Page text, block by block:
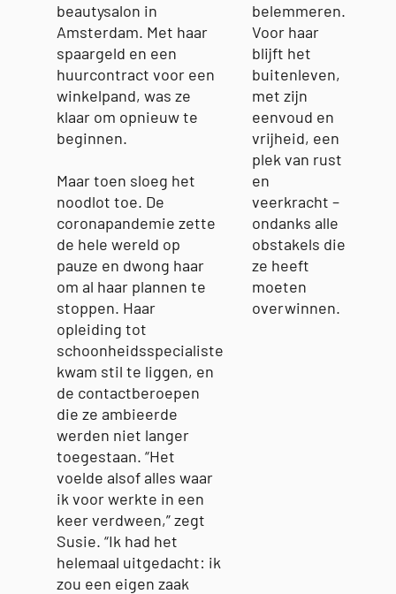
beautysalon in
Amsterdam. Met haar
spaargeld en een
huurcontract voor een
winkelpand, was ze
klaar om opnieuw te
beginnen.
Maar toen sloeg het
noodlot toe. De
coronapandemie zette
de hele wereld op
pauze en dwong haar
om al haar plannen te
stoppen. Haar
opleiding tot
schoonheidsspecialiste
kwam stil te liggen, en
de contactberoepen
die ze ambieerde
werden niet langer
toegestaan. “Het
voelde alsof alles waar
ik voor werkte in een
keer verdween,” zegt
Susie. “Ik had het
helemaal uitgedacht: ik
zou een eigen zaak
belemmeren.
Voor haar
blijft het
buitenleven,
met zijn
eenvoud en
vrijheid, een
plek van rust
en
veerkracht –
ondanks alle
obstakels die
ze heeft
moeten
overwinnen.